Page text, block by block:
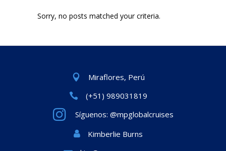
Sorry, no posts matched your criteria.
Miraflores, Perú
(+51) 989031819
Síguenos: @mpglobalcruises
Kimberlie Burns